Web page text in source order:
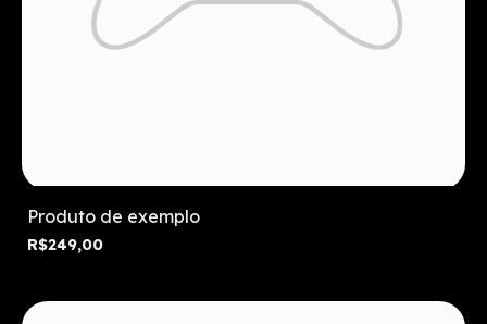
Produto de exemplo
R$249,00